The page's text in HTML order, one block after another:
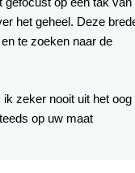
het geheel. Deze
en te zoeken naar de
ik zeker nooit uit het oog
op uw maat